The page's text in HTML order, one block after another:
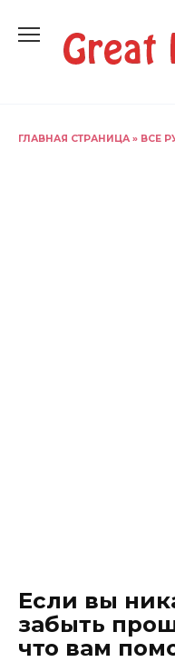
содержанию
ГЛАВНАЯ СТРАНИЦА » ВСЕ
Если вы
забыть
что вам